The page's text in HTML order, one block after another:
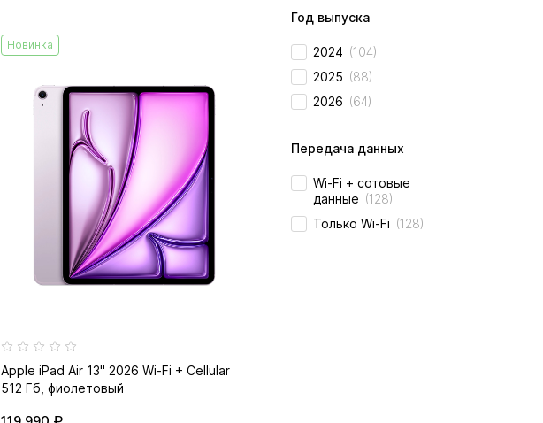
Новинка
Apple iPad Air 13" 2026 Wi-Fi + Cellular
512 Гб, фиолетовый
Год выпуска
2024 (104)
2025 (88)
2026 (64)
Передача данных
Wi-Fi + сотовые
данные (128)
Только Wi-Fi (128)